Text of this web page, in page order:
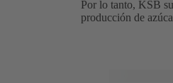
Por lo tanto, KSB
producción de